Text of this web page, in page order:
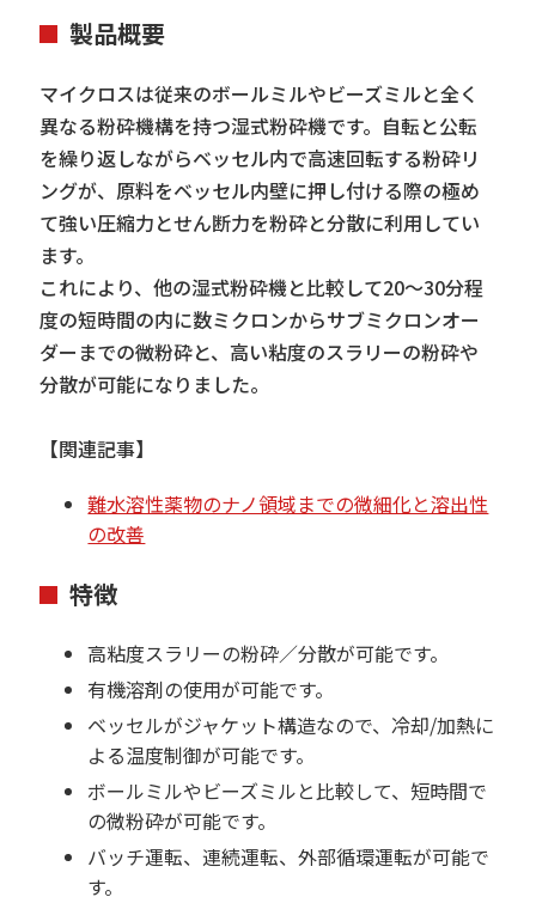
製品概要
マイクロスは従来のボールミルやビーズミルと全く
異なる粉砕機構を持つ湿式粉砕機です。自転と公転
を繰り返しながらベッセル内で高速回転する粉砕リ
ングが、原料をベッセル内壁に押し付ける際の極め
て強い圧縮力とせん断力を粉砕と分散に利用してい
ます。
これにより、他の湿式粉砕機と比較して20～30分程
度の短時間の内に数ミクロンからサブミクロンオー
ダーまでの微粉砕と、高い粘度のスラリーの粉砕や
分散が可能になりました。
【関連記事】
難水溶性薬物のナノ領域までの微細化と溶出性
の改善
特徴
高粘度スラリーの粉砕／分散が可能です。
有機溶剤の使用が可能です。
ベッセルがジャケット構造なので、冷却/加熱に
よる温度制御が可能です。
ボールミルやビーズミルと比較して、短時間で
の微粉砕が可能です。
バッチ運転、連続運転、外部循環運転が可能で
す。